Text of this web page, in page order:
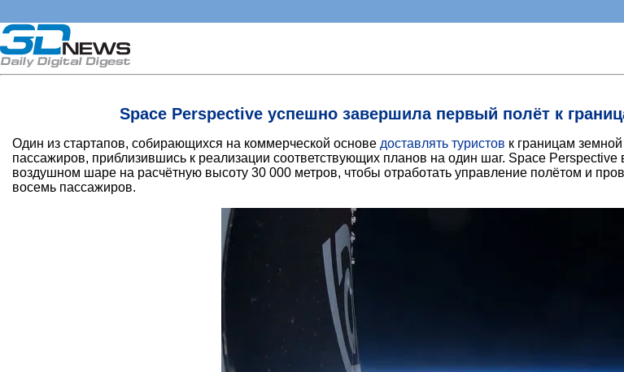
Space Perspective успешно завершила первый полёт к
Один из стартапов, собирающихся на коммерческой основе доставлять туристов к границам
пассажиров, приблизившись к реализации соответствующих планов на один шаг. Space
воздушном шаре на расчётную высоту 30 000 метров, чтобы отработать управление полётом и
восемь пассажиров.